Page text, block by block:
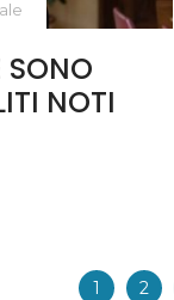
SONO
NOTI
1 2